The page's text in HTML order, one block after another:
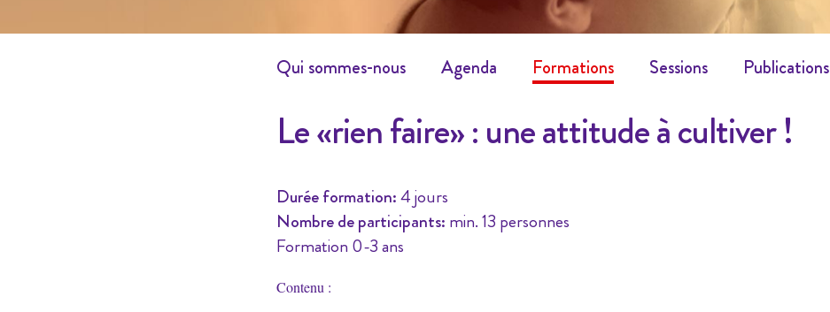
Qui sommes-nous Agenda Formations Sessions Publications
Le «rien faire» : une attitude à cultiver !
Durée formation:4 jours
Nombre de participants: min. 13 personnes
Formation 0-3 ans
Contenu :